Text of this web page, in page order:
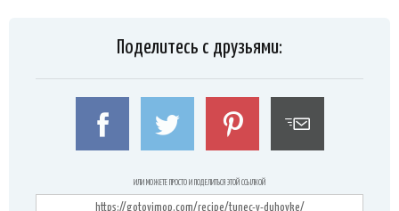
Поделитесь с друзьями:
ИЛИ МОЖЕТЕ ПРОСТО И ПОДЕЛИТЬСЯ ЭТОЙ ССЫЛКОЙ